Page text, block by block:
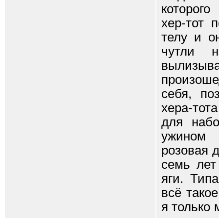
хер-тот
телу и
чутли
себя,
хера-
для
ужином
розовая
семь
яги.
всё
я только